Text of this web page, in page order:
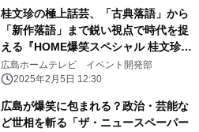
桂文珍の極上話芸、「古典落語」から
「新作落語」まで鋭い視点で時代を捉
える『HOME爆笑スペシャル 桂文珍独
演会』広島公演開催決定！
広島ホームテレビ イベント開発部
2025年2月5日 12:30
広島が爆笑に包まれる？政治・芸能な
ど世相を斬る「ザ・ニュースペーパー